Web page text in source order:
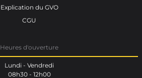
Explication du GVO
CGU
Heures d'ouverture
Lundi - Vendredi
08h30 - 12h00